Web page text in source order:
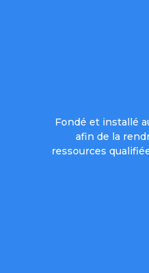
Fondé et installé
afin de la
ressources